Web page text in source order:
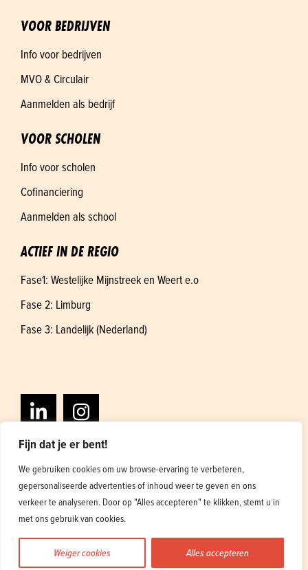
Fijn dat je er bent!
We gebruiken cookies om uw browse-ervaring te verbeteren,
gepersonaliseerde advertenties of inhoud weer te geven en ons
verkeer te analyseren. Door op "Alles accepteren" te klikken, stemt u in
met ons gebruik van cookies.
Weiger cookies Alles accepteren
VOOR BEDRIJVEN
Info voor bedrijven
MVO & Circulair
Aanmelden als bedrijf
VOOR SCHOLEN
Info voor scholen
Cofinanciering
Aanmelden als school
ACTIEF IN DE REGIO
Fase1: Westelijke Mijnstreek en Weert e.o
Fase 2: Limburg
Fase 3: Landelijk (Nederland)
Algemene voorwaarden
Privacybeleid
Ontwerp en ontwikkeling